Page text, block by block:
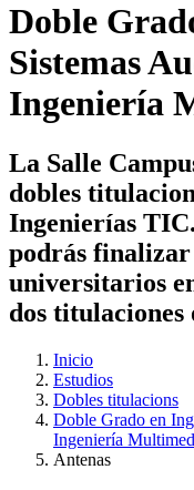
Doble
Sistemas
Ingeniería
La Salle
dobles
Ingenierías
podrás finalizar
universitarios
dos titulaciones
Inicio
Estudios
Dobles titulacions
Doble Grado en
Ingeniería
Antenas